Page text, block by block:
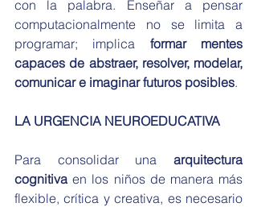
con la palabra. Enseñar a pensar
computacionalmente no se limita a
programar; implica formar mentes
capaces de abstraer, resolver, modelar,
comunicar e imaginar futuros posibles.
LA URGENCIA NEUROEDUCATIVA
Para consolidar una arquitectura
cognitiva en los niños de manera más
flexible, crítica y creativa, es necesario